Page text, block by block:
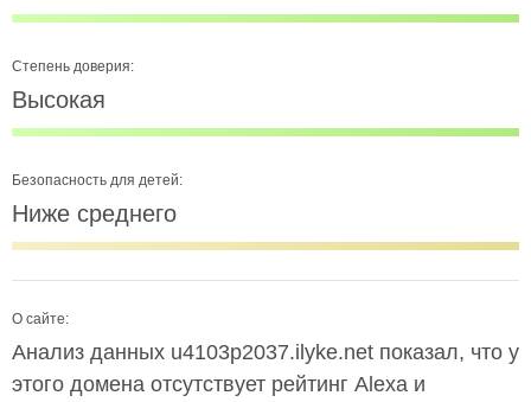
Степень доверия:
Высокая
Безопасность для детей:
Ниже среднего
О сайте:
Анализ данных u4103p2037.ilyke.net показал, что у
этого домена отсутствует рейтинг Alexa и